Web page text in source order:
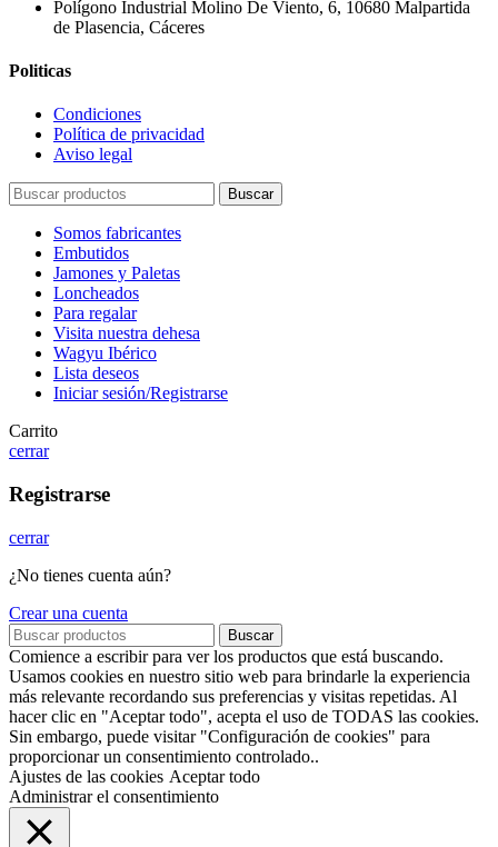
Polígono Industrial Molino De Viento, 6, 10680 Malpartida
de Plasencia, Cáceres
Politicas
Condiciones
Política de privacidad
Aviso legal
Buscar
Somos fabricantes
Embutidos
Jamones y Paletas
Loncheados
Para regalar
Visita nuestra dehesa
Wagyu Ibérico
Lista deseos
Iniciar sesión/Registrarse
Carrito
cerrar
Registrarse
cerrar
¿No tienes cuenta aún?
Crear una cuenta
Buscar
Comience a escribir para ver los productos que está buscando.
Usamos cookies en nuestro sitio web para brindarle la experiencia
más relevante recordando sus preferencias y visitas repetidas. Al
hacer clic en "Aceptar todo", acepta el uso de TODAS las cookies.
Sin embargo, puede visitar "Configuración de cookies" para
proporcionar un consentimiento controlado..
Ajustes de las cookies Aceptar todo
Administrar el consentimiento